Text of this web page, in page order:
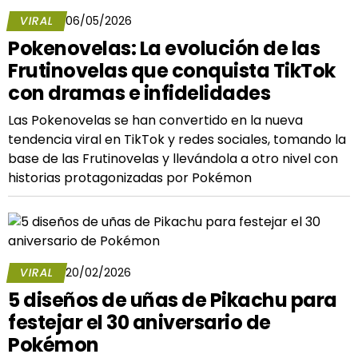
VIRAL 06/05/2026
Pokenovelas: La evolución de las
Frutinovelas que conquista TikTok
con dramas e infidelidades
Las Pokenovelas se han convertido en la nueva
tendencia viral en TikTok y redes sociales, tomando la
base de las Frutinovelas y llevándola a otro nivel con
historias protagonizadas por Pokémon
VIRAL 20/02/2026
5 diseños de uñas de Pikachu para
festejar el 30 aniversario de
Pokémon